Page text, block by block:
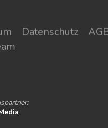
Datenschutz